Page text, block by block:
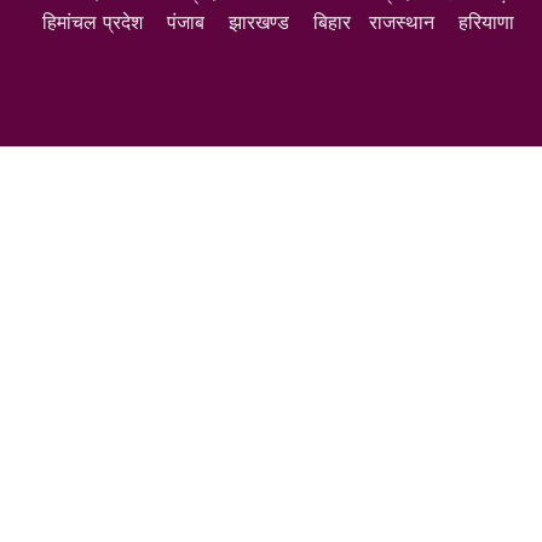
हिमांचल प्रदेश
पंजाब झारखण्ड बिहार राजस्थान हरियाणा